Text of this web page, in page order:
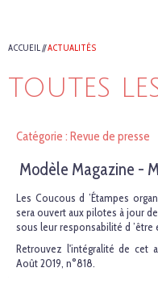
ACCUEIL//ACTUALITÉS
TOUTES
Catégorie : Revue de presse
Modèle Magazine -
Les Coucous d ’Étampes
sera ouvert aux pilotes à jour
sous leur responsabilité d ’être
Retrouvez l'intégralité de cet
Août 2019, n°818.